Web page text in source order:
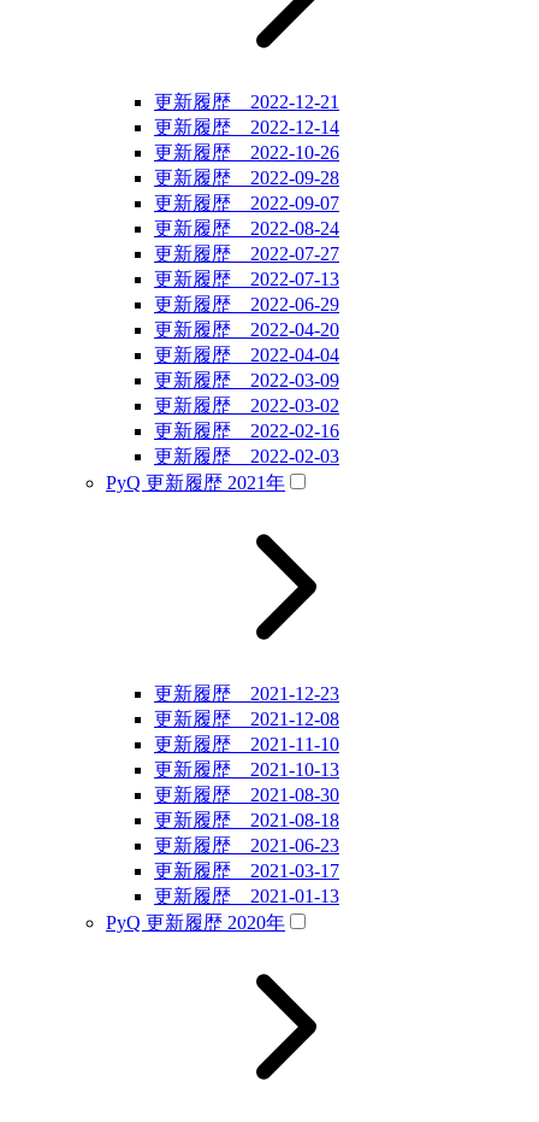
更新履歴 2022-12-21
更新履歴 2022-12-14
更新履歴 2022-10-26
更新履歴 2022-09-28
更新履歴 2022-09-07
更新履歴 2022-08-24
更新履歴 2022-07-27
更新履歴 2022-07-13
更新履歴 2022-06-29
更新履歴 2022-04-20
更新履歴 2022-04-04
更新履歴 2022-03-09
更新履歴 2022-03-02
更新履歴 2022-02-16
更新履歴 2022-02-03
PyQ 更新履歴 2021年
更新履歴 2021-12-23
更新履歴 2021-12-08
更新履歴 2021-11-10
更新履歴 2021-10-13
更新履歴 2021-08-30
更新履歴 2021-08-18
更新履歴 2021-06-23
更新履歴 2021-03-17
更新履歴 2021-01-13
PyQ 更新履歴 2020年